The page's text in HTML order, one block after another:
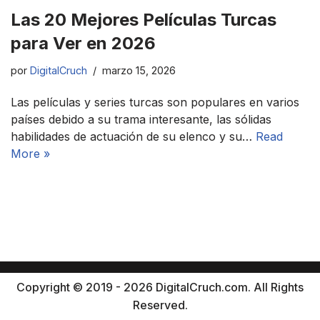
Las 20 Mejores Películas Turcas
para Ver en 2026
por DigitalCruch marzo 15, 2026
Las películas y series turcas son populares en varios
países debido a su trama interesante, las sólidas
habilidades de actuación de su elenco y su… Read
More »
Copyright © 2019 - 2026 DigitalCruch.com. All Rights
Reserved.